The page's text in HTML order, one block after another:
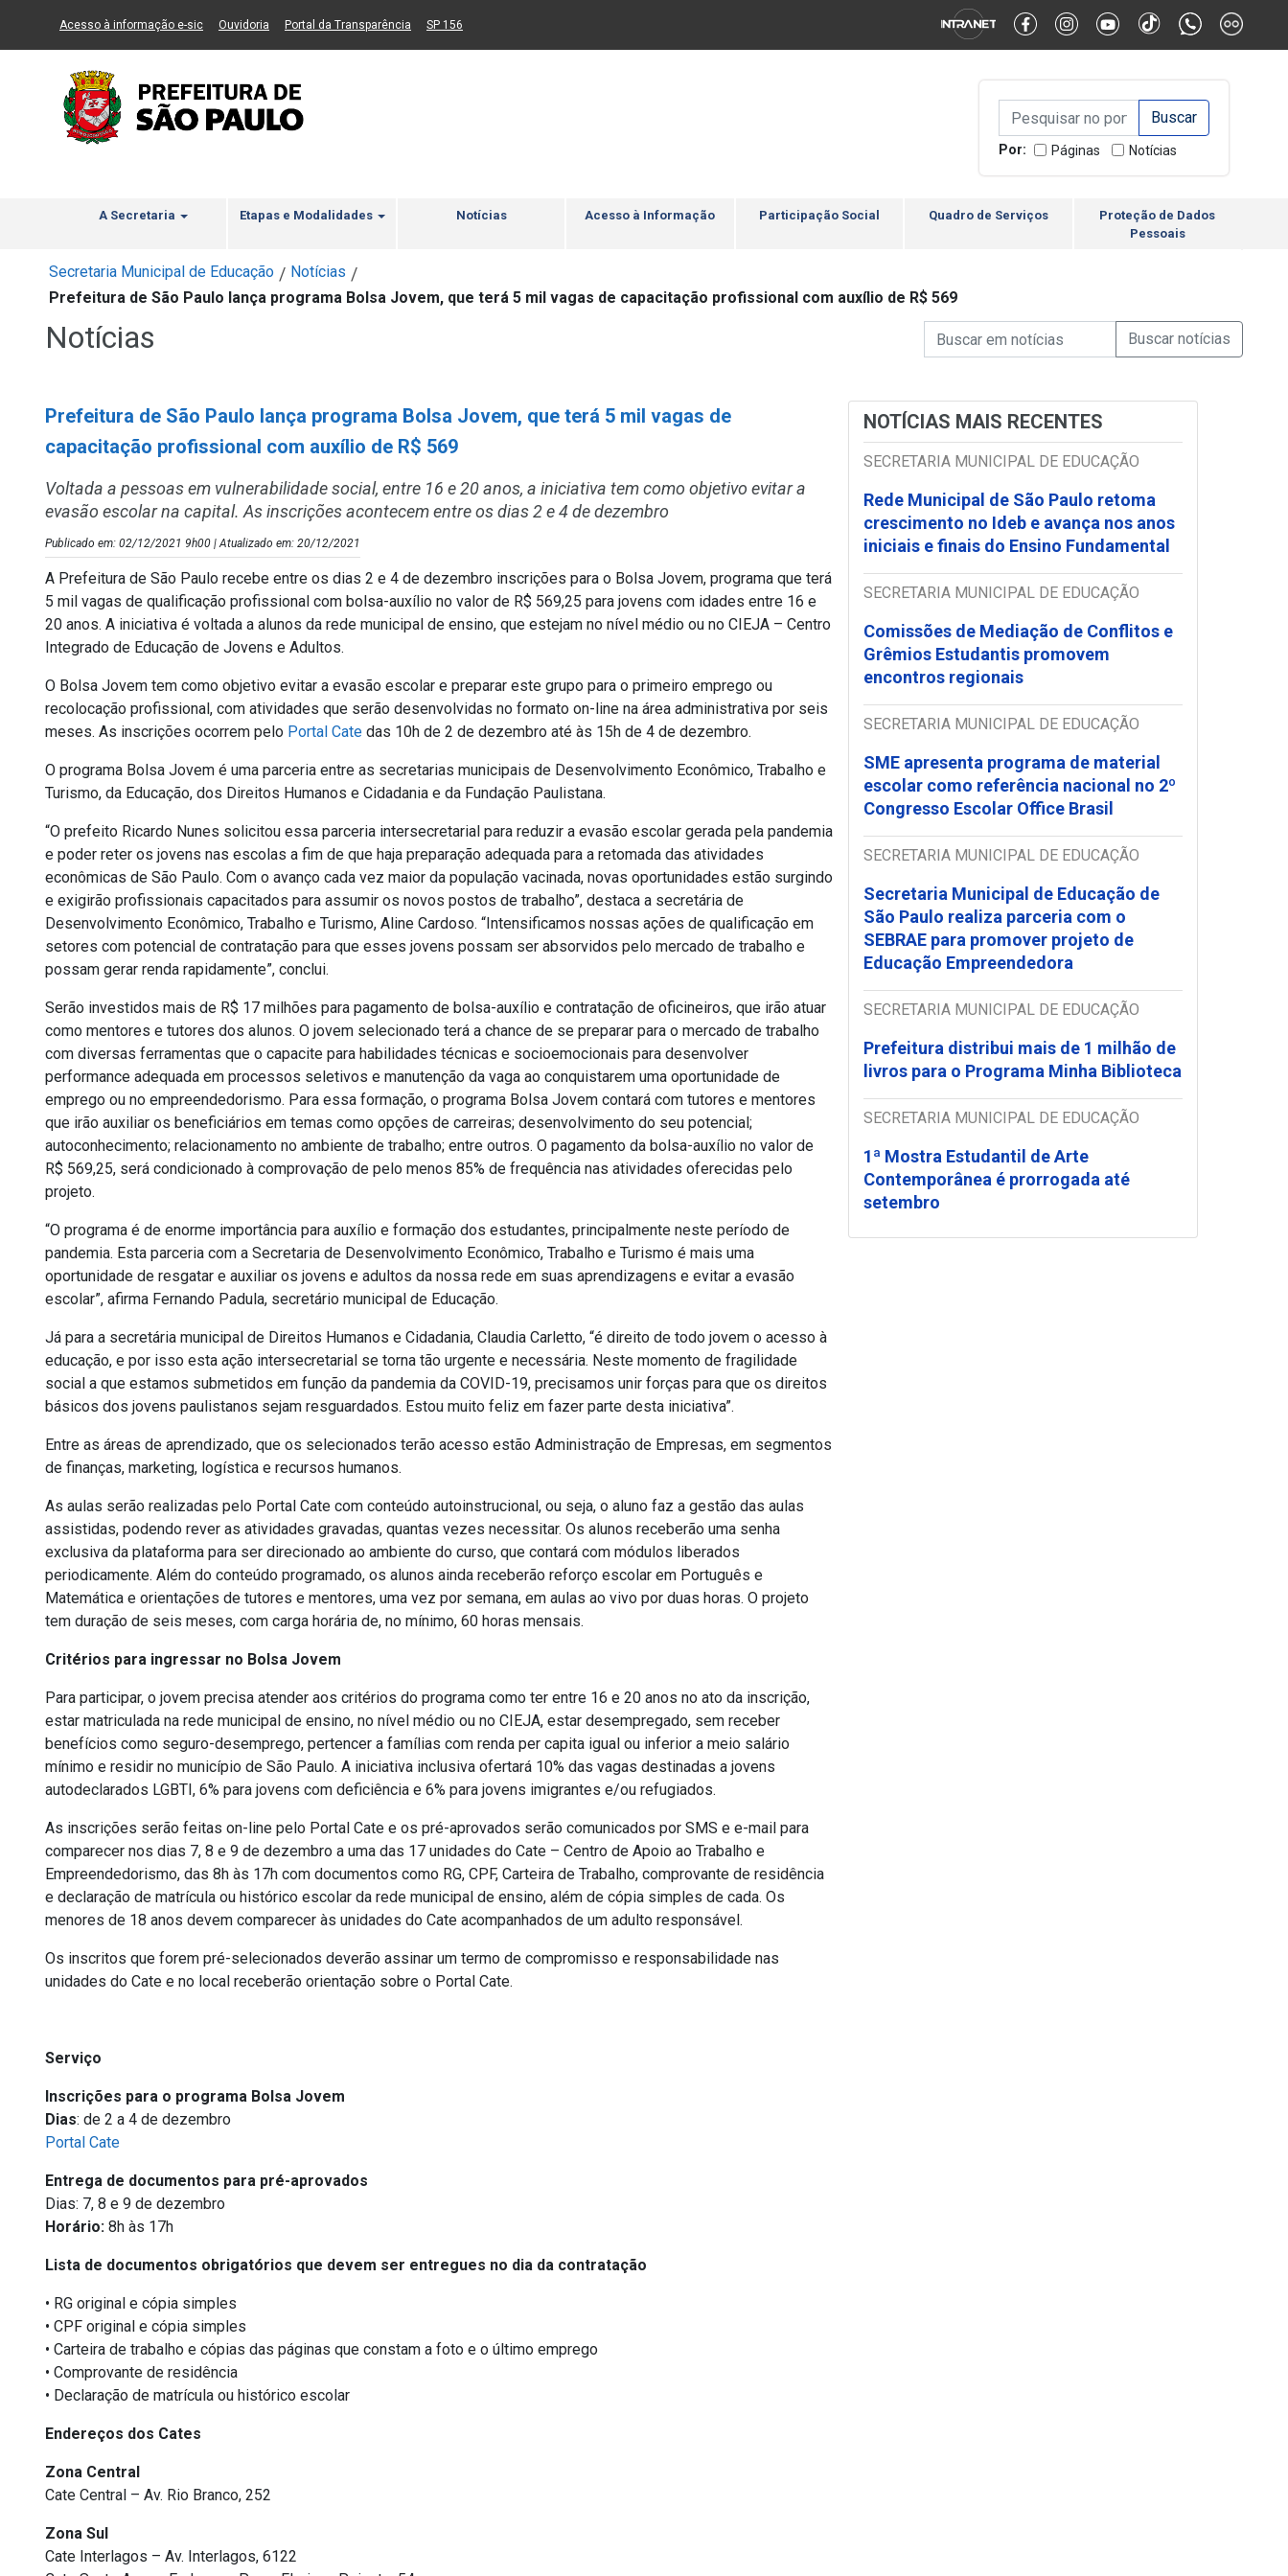
Ir ao Conteúdo Ir para menu principal 2 Ir para busca Ir para rodapé Alternar Alto Contraste Alternar Tamanho da Fonte
Acesso à informação e-sic(Link para um novo sítio)
Ouvidoria (Link para um novo sítio)
Portal da Transparência (Link para um novo sítio)
SP 156
Campo de Busca de
Campo de Busca de informaçõesEnviar a Busca
Por: Páginas Notícias
A Secretaria Etapas e Modalidades Notícias Acesso à Informação Participação Social Quadro de Serviços
Proteção de Dados
Pessoais
Secretaria Municipal de Educação / Notícias /
Prefeitura de São Paulo lança programa Bolsa Jovem, que terá 5 mil vagas de capacitação profissional com auxílio de R$ 569
Notícias Campo de Busca de Notícias
Campo de Busca de informaçõesEnviar a Busca de
Prefeitura de São Paulo lança programa Bolsa Jovem, que terá 5 mil vagas de
capacitação profissional com auxílio de R$ 569
Voltada a pessoas em vulnerabilidade social, entre 16 e 20 anos, a iniciativa tem como objetivo evitar a
evasão escolar na capital. As inscrições acontecem entre os dias 2 e 4 de dezembro
Publicado em: 02/12/2021 9h00 | Atualizado em: 20/12/2021
A Prefeitura de São Paulo recebe entre os dias 2 e 4 de dezembro inscrições para o Bolsa Jovem, programa que terá
5 mil vagas de qualificação profissional com bolsa-auxílio no valor de R$ 569,25 para jovens com idades entre 16 e
20 anos. A iniciativa é voltada a alunos da rede municipal de ensino, que estejam no nível médio ou no CIEJA – Centro
Integrado de Educação de Jovens e Adultos.
O Bolsa Jovem tem como objetivo evitar a evasão escolar e preparar este grupo para o primeiro emprego ou
recolocação profissional, com atividades que serão desenvolvidas no formato on-line na área administrativa por seis
meses. As inscrições ocorrem pelo Portal Cate das 10h de 2 de dezembro até às 15h de 4 de dezembro.
O programa Bolsa Jovem é uma parceria entre as secretarias municipais de Desenvolvimento Econômico, Trabalho e
Turismo, da Educação, dos Direitos Humanos e Cidadania e da Fundação Paulistana.
“O prefeito Ricardo Nunes solicitou essa parceria intersecretarial para reduzir a evasão escolar gerada pela pandemia
e poder reter os jovens nas escolas a fim de que haja preparação adequada para a retomada das atividades
econômicas de São Paulo. Com o avanço cada vez maior da população vacinada, novas oportunidades estão surgindo
e exigirão profissionais capacitados para assumir os novos postos de trabalho”, destaca a secretária de
Desenvolvimento Econômico, Trabalho e Turismo, Aline Cardoso. “Intensificamos nossas ações de qualificação em
setores com potencial de contratação para que esses jovens possam ser absorvidos pelo mercado de trabalho e
possam gerar renda rapidamente”, conclui.
Serão investidos mais de R$ 17 milhões para pagamento de bolsa-auxílio e contratação de oficineiros, que irão atuar
como mentores e tutores dos alunos. O jovem selecionado terá a chance de se preparar para o mercado de trabalho
com diversas ferramentas que o capacite para habilidades técnicas e socioemocionais para desenvolver
performance adequada em processos seletivos e manutenção da vaga ao conquistarem uma oportunidade de
emprego ou no empreendedorismo. Para essa formação, o programa Bolsa Jovem contará com tutores e mentores
que irão auxiliar os beneficiários em temas como opções de carreiras; desenvolvimento do seu potencial;
autoconhecimento; relacionamento no ambiente de trabalho; entre outros. O pagamento da bolsa-auxílio no valor de
R$ 569,25, será condicionado à comprovação de pelo menos 85% de frequência nas atividades oferecidas pelo
projeto.
“O programa é de enorme importância para auxílio e formação dos estudantes, principalmente neste período de
pandemia. Esta parceria com a Secretaria de Desenvolvimento Econômico, Trabalho e Turismo é mais uma
oportunidade de resgatar e auxiliar os jovens e adultos da nossa rede em suas aprendizagens e evitar a evasão
escolar”, afirma Fernando Padula, secretário municipal de Educação.
Já para a secretária municipal de Direitos Humanos e Cidadania, Claudia Carletto, “é direito de todo jovem o acesso à
educação, e por isso esta ação intersecretarial se torna tão urgente e necessária. Neste momento de fragilidade
social a que estamos submetidos em função da pandemia da COVID-19, precisamos unir forças para que os direitos
básicos dos jovens paulistanos sejam resguardados. Estou muito feliz em fazer parte desta iniciativa”.
Entre as áreas de aprendizado, que os selecionados terão acesso estão Administração de Empresas, em segmentos
de finanças, marketing, logística e recursos humanos.
As aulas serão realizadas pelo Portal Cate com conteúdo autoinstrucional, ou seja, o aluno faz a gestão das aulas
assistidas, podendo rever as atividades gravadas, quantas vezes necessitar. Os alunos receberão uma senha
exclusiva da plataforma para ser direcionado ao ambiente do curso, que contará com módulos liberados
periodicamente. Além do conteúdo programado, os alunos ainda receberão reforço escolar em Português e
Matemática e orientações de tutores e mentores, uma vez por semana, em aulas ao vivo por duas horas. O projeto
tem duração de seis meses, com carga horária de, no mínimo, 60 horas mensais.
Critérios para ingressar no Bolsa Jovem
Para participar, o jovem precisa atender aos critérios do programa como ter entre 16 e 20 anos no ato da inscrição,
estar matriculada na rede municipal de ensino, no nível médio ou no CIEJA, estar desempregado, sem receber
benefícios como seguro-desemprego, pertencer a famílias com renda per capita igual ou inferior a meio salário
mínimo e residir no município de São Paulo. A iniciativa inclusiva ofertará 10% das vagas destinadas a jovens
autodeclarados LGBTI, 6% para jovens com deficiência e 6% para jovens imigrantes e/ou refugiados.
As inscrições serão feitas on-line pelo Portal Cate e os pré-aprovados serão comunicados por SMS e e-mail para
comparecer nos dias 7, 8 e 9 de dezembro a uma das 17 unidades do Cate – Centro de Apoio ao Trabalho e
Empreendedorismo, das 8h às 17h com documentos como RG, CPF, Carteira de Trabalho, comprovante de residência
e declaração de matrícula ou histórico escolar da rede municipal de ensino, além de cópia simples de cada. Os
menores de 18 anos devem comparecer às unidades do Cate acompanhados de um adulto responsável.
Os inscritos que forem pré-selecionados deverão assinar um termo de compromisso e responsabilidade nas
unidades do Cate e no local receberão orientação sobre o Portal Cate.
Serviço
Inscrições para o programa Bolsa Jovem
Dias: de 2 a 4 de dezembro
Portal Cate
Entrega de documentos para pré-aprovados
Dias: 7, 8 e 9 de dezembro
Horário: 8h às 17h
Lista de documentos obrigatórios que devem ser entregues no dia da contratação
• RG original e cópia simples
• CPF original e cópia simples
• Carteira de trabalho e cópias das páginas que constam a foto e o último emprego
• Comprovante de residência
• Declaração de matrícula ou histórico escolar
Endereços dos Cates
Zona Central
Cate Central – Av. Rio Branco, 252
Zona Sul
Cate Interlagos – Av. Interlagos, 6122
NOTÍCIAS MAIS RECENTES
SECRETARIA MUNICIPAL DE EDUCAÇÃO
Rede Municipal de São Paulo retoma
crescimento no Ideb e avança nos anos
iniciais e finais do Ensino Fundamental
SECRETARIA MUNICIPAL DE EDUCAÇÃO
Comissões de Mediação de Conflitos e
Grêmios Estudantis promovem
encontros regionais
SECRETARIA MUNICIPAL DE EDUCAÇÃO
SME apresenta programa de material
escolar como referência nacional no 2º
Congresso Escolar Office Brasil
SECRETARIA MUNICIPAL DE EDUCAÇÃO
Secretaria Municipal de Educação de
São Paulo realiza parceria com o
SEBRAE para promover projeto de
Educação Empreendedora
SECRETARIA MUNICIPAL DE EDUCAÇÃO
Prefeitura distribui mais de 1 milhão de
livros para o Programa Minha Biblioteca
SECRETARIA MUNICIPAL DE EDUCAÇÃO
1ª Mostra Estudantil de Arte
Contemporânea é prorrogada até
setembro